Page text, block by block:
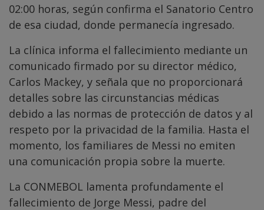
02:00 horas, según confirma el Sanatorio Centro
de esa ciudad, donde permanecía ingresado.
La clínica informa el fallecimiento mediante un
comunicado firmado por su director médico,
Carlos Mackey, y señala que no proporcionará
detalles sobre las circunstancias médicas
debido a las normas de protección de datos y al
respeto por la privacidad de la familia. Hasta el
momento, los familiares de Messi no emiten
una comunicación propia sobre la muerte.
La CONMEBOL lamenta profundamente el
fallecimiento de Jorge Messi, padre del